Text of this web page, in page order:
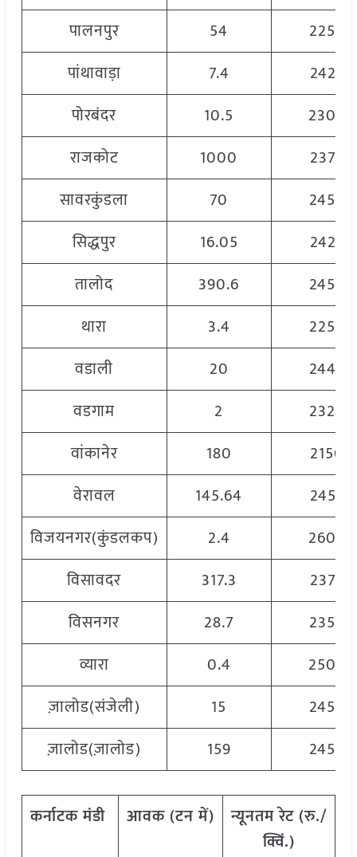
पालनपुर
54
2250
पांथावाड़ा
7.4
2425
पोरबंदर
10.5
2300
राजकोट
1000
2375
सावरकुंडला
70
2450
सिद्धपुर
16.05
2425
तालोद
390.6
2450
थारा
3.4
2250
वडाली
20
2445
वडगाम
2
2320
वांकानेर
180
2150
वेरावल
145.64
2455
विजयनगर(कुंडलकप)
2.4
2600
विसावदर
317.3
2375
विसनगर
28.7
2350
व्यारा
0.4
2500
ज़ालोड(संजेली)
15
2450
ज़ालोड(ज़ालोड)
159 2450
कर्नाटकमंडी आवक(टनमें) न्यूनतमरेट(रु./
क्विं.)